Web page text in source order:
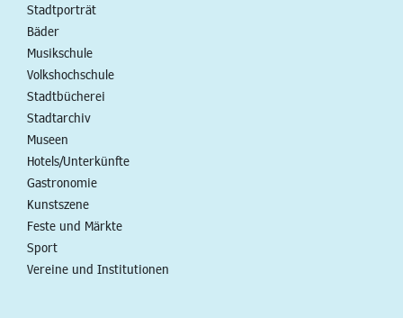
Stadtporträt
Bäder
Musikschule
Volkshochschule
Stadtbücherei
Stadtarchiv
Museen
Hotels/Unterkünfte
Gastronomie
Kunstszene
Feste und Märkte
Sport
Vereine und Institutionen